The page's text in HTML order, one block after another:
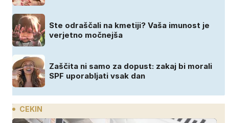
Ste odraščali na kmetiji? Vaša imunost je
verjetno močnejša
Zaščita ni samo za dopust: zakaj bi morali
SPF uporabljati vsak dan
CEKIN